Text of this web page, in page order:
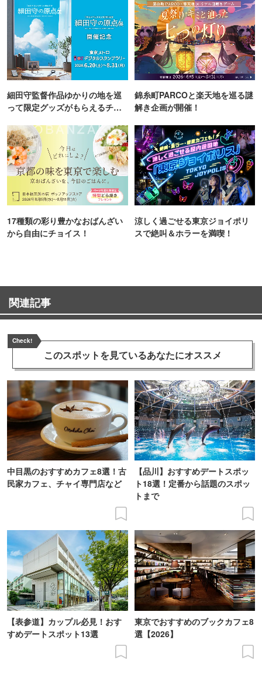
細田守監督作品ゆかりの地を巡
って限定グッズがもらえるチャ
錦糸町PARCOと楽天地を巡る謎
解き企画が開催！
17種類の彩り豊かなおばんざい
から自由にチョイス！
涼しく過ごせる東京ジョイポリ
スで絶叫＆ホラーを満喫！
関連記事
Check!
このスポットを見ているあなたにオススメ
中目黒のおすすめカフェ8選！古
民家カフェ、チャイ専門店など
【品川】おすすめデートスポッ
ト18選！定番から話題のスポッ
トまで
【表参道】カップル必見！おす
すめデートスポット13選
東京でおすすめのブックカフェ8
選【2026】